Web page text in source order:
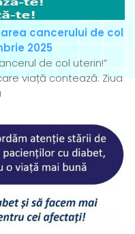
cancerului de col
2025
de col uterin!”
viață contează. Ziua